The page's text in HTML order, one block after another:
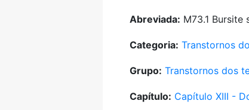
Abreviada: M73.1 Bursite
Categoria: Transtornos
Grupo: Transtornos dos
Capítulo: Capítulo XIII -